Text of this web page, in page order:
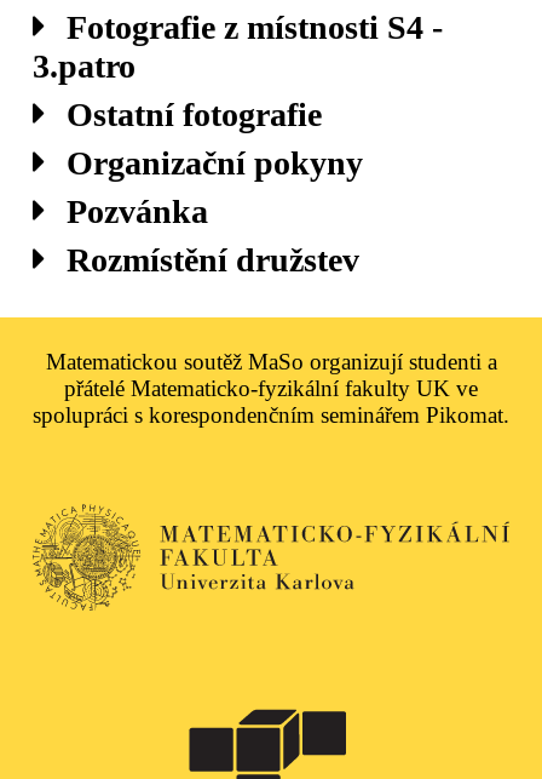
Fotografie z místnosti S4 -
3.patro
Ostatní fotografie
Organizační pokyny
Pozvánka
Rozmístění družstev
Matematickou soutěž MaSo organizují studenti a
přátelé Matematicko-fyzikální fakulty UK ve
spolupráci s korespondenčním seminářem Pikomat.